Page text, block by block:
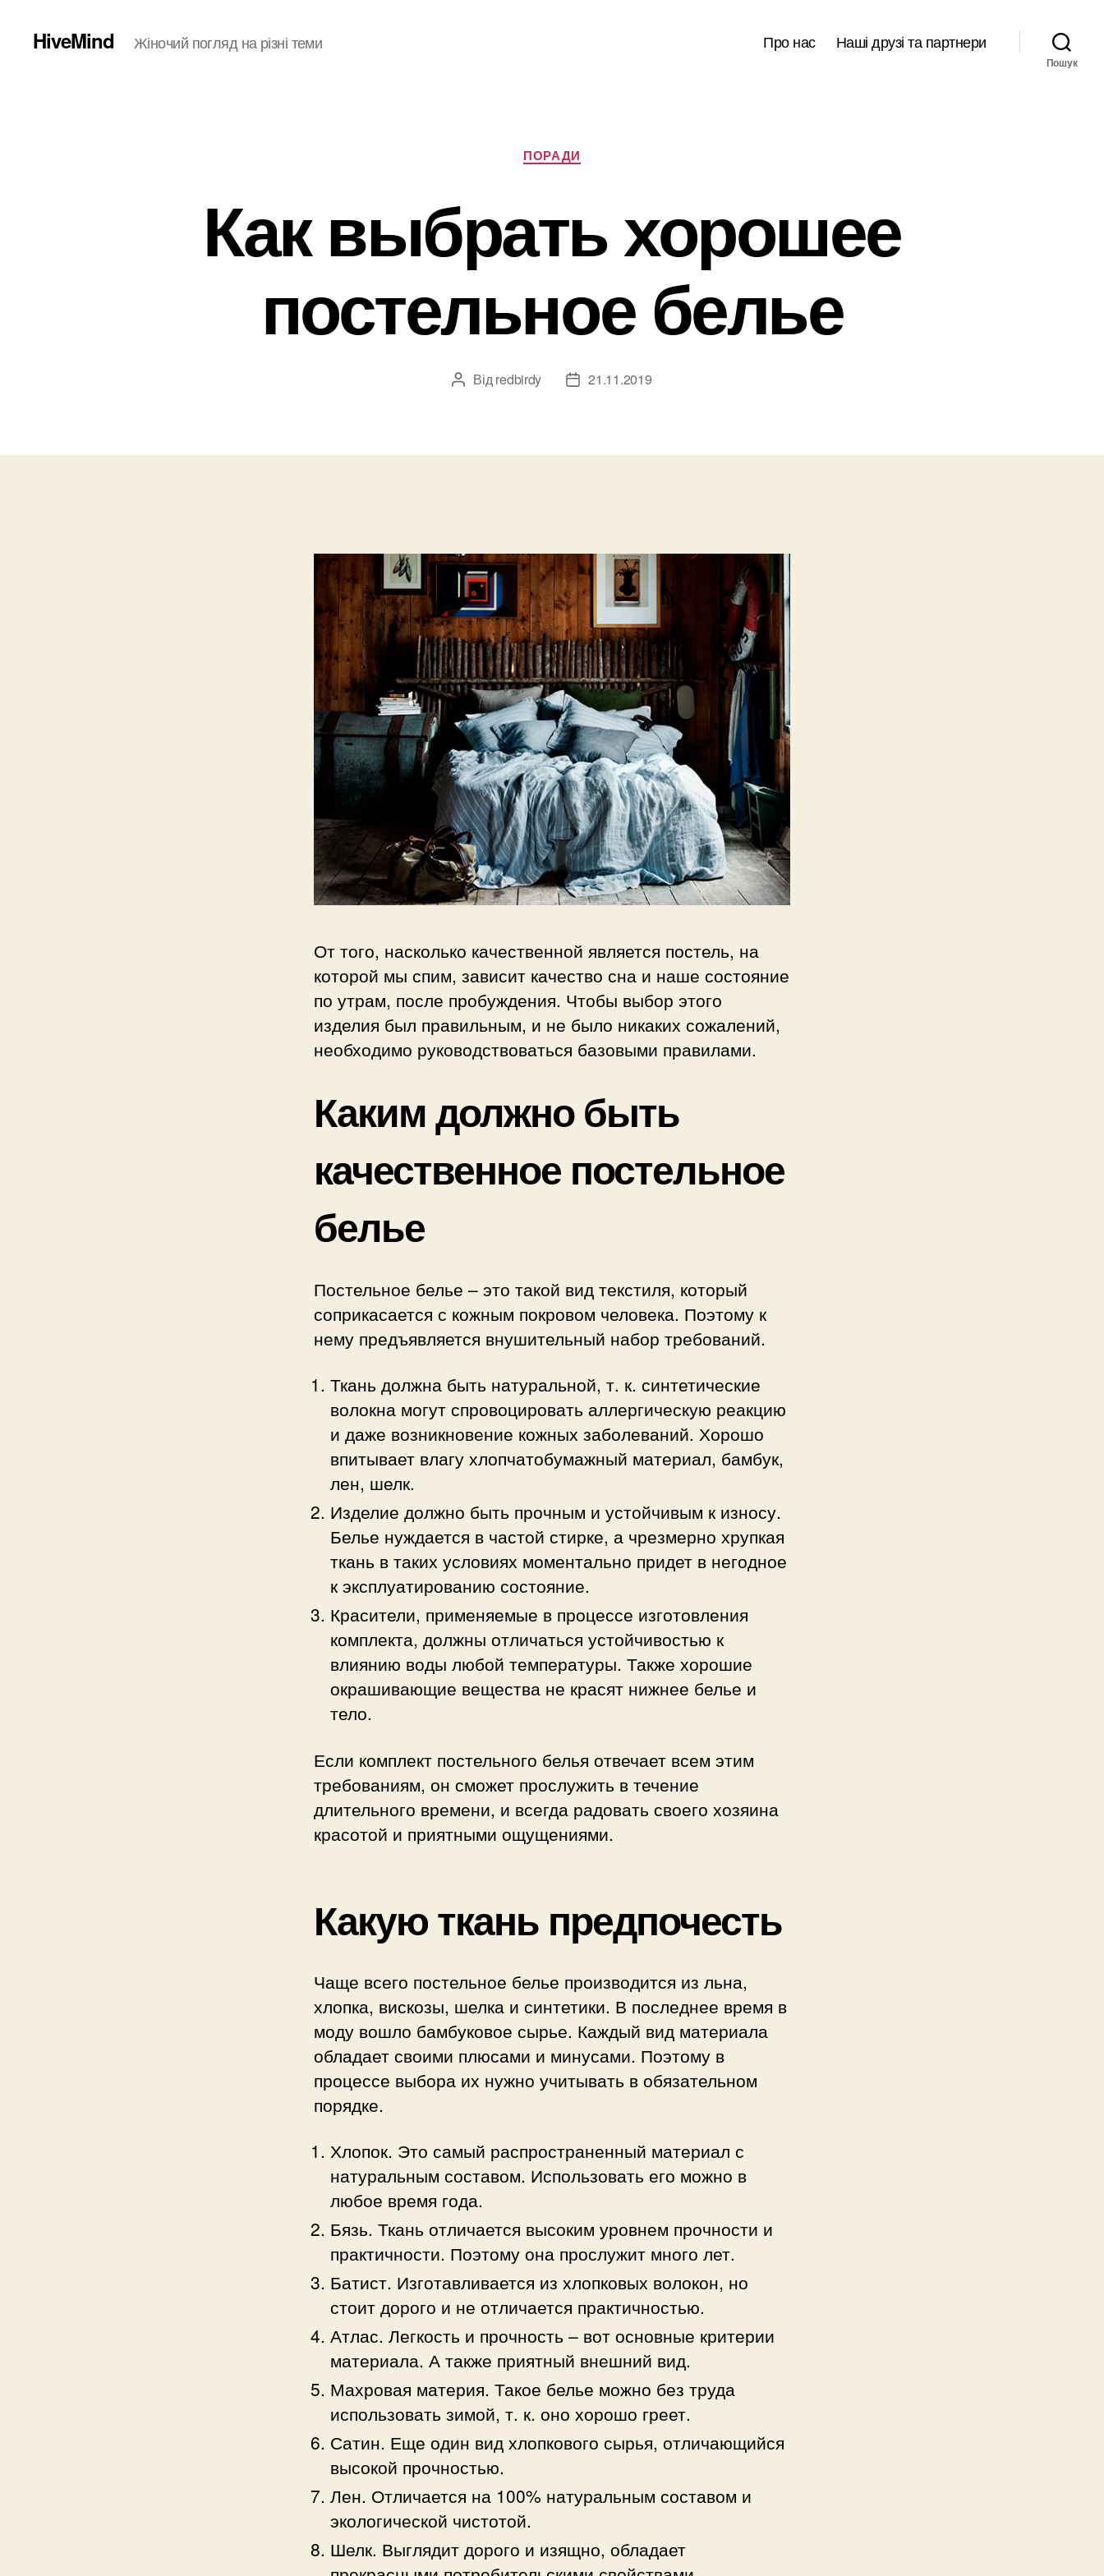
HiveMind Жіночий погляд на різні теми Про нас Наші друзі та партнери
Пошук
Категорії
ПОРАДИ
Как выбрать хорошее
постельное белье
Автор
Від redbirdy
Дата21.11.2019
От того, насколько качественной является постель, на
которой мы спим, зависит качество сна и наше состояние
по утрам, после пробуждения. Чтобы выбор этого
изделия был правильным, и не было никаких сожалений,
необходимо руководствоваться базовыми правилами.
Каким должно быть
качественное постельное
белье
Постельное белье – это такой вид текстиля, который
соприкасается с кожным покровом человека. Поэтому к
нему предъявляется внушительный набор требований.
Ткань должна быть натуральной, т. к. синтетические
волокна могут спровоцировать аллергическую реакцию
и даже возникновение кожных заболеваний. Хорошо
впитывает влагу хлопчатобумажный материал, бамбук,
лен, шелк.
Изделие должно быть прочным и устойчивым к износу.
Белье нуждается в частой стирке, а чрезмерно хрупкая
ткань в таких условиях моментально придет в негодное
к эксплуатированию состояние.
Красители, применяемые в процессе изготовления
комплекта, должны отличаться устойчивостью к
влиянию воды любой температуры. Также хорошие
окрашивающие вещества не красят нижнее белье и
тело.
Если комплект постельного белья отвечает всем этим
требованиям, он сможет прослужить в течение
длительного времени, и всегда радовать своего хозяина
красотой и приятными ощущениями.
Какую ткань предпочесть
Чаще всего постельное белье производится из льна,
хлопка, вискозы, шелка и синтетики. В последнее время в
моду вошло бамбуковое сырье. Каждый вид материала
обладает своими плюсами и минусами. Поэтому в
процессе выбора их нужно учитывать в обязательном
порядке.
Хлопок. Это самый распространенный материал с
натуральным составом. Использовать его можно в
любое время года.
Бязь. Ткань отличается высоким уровнем прочности и
практичности. Поэтому она прослужит много лет.
Батист. Изготавливается из хлопковых волокон, но
стоит дорого и не отличается практичностью.
Атлас. Легкость и прочность – вот основные критерии
материала. А также приятный внешний вид.
Махровая материя. Такое белье можно без труда
использовать зимой, т. к. оно хорошо греет.
Сатин. Еще один вид хлопкового сырья, отличающийся
высокой прочностью.
Лен. Отличается на 100% натуральным составом и
экологической чистотой.
Шелк. Выглядит дорого и изящно, обладает